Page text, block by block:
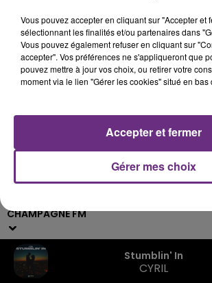
CHAMPAGNE FM
Stumblin' In
CYRIL
Vous pouvez accepter en cliquant sur "Accepter et
sélectionnant les finalités et/ou partenaires dans
Vous pouvez également refuser en cliquant sur
accepter". Vos préférences ne s'appliqueront que
pouvez mettre à jour vos choix, ou retirer votre
moment via le lien "Gérer les cookies" situé en bas
Gérer mes choix
Accepter et fermer